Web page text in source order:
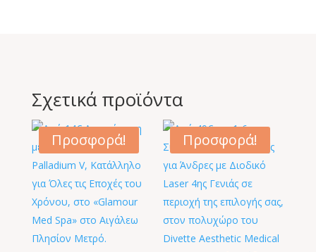
Σχετικά προϊόντα
Προσφορά! Προσφορά!